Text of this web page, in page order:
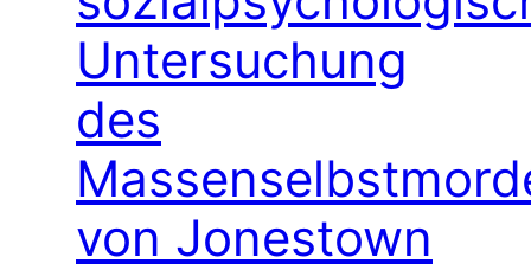
Untersuchung
des
von Jonestown